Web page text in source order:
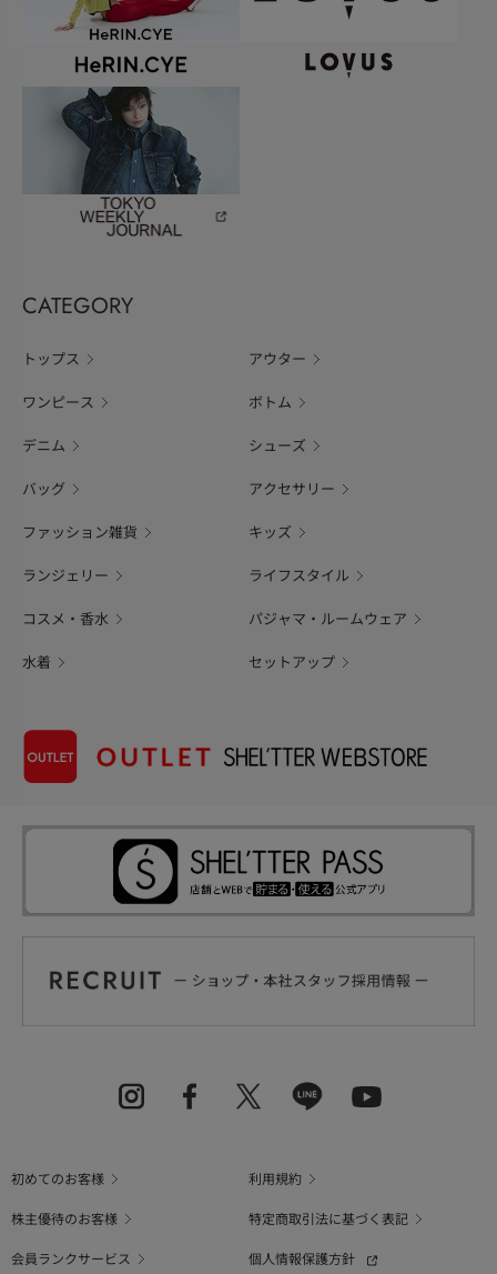
CATEGORY
トップス アウター
ワンピース ボトム
デニム シューズ
バッグ アクセサリー
ファッション雑貨 キッズ
ランジェリー ライフスタイル
コスメ・香水 パジャマ・ルームウェア
水着 セットアップ
初めてのお客様
利用規約
株主優待のお客様
特定商取引法に基づく表記
会員ランクサービス
個人情報保護方針